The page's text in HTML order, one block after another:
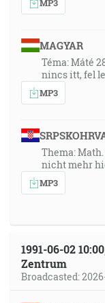
MAGYAR
Téma: Máté
nincs itt, fel
MP3
Thema:
nicht mehr
MP3
1991-06-02
Zentrum
Broadcasted: